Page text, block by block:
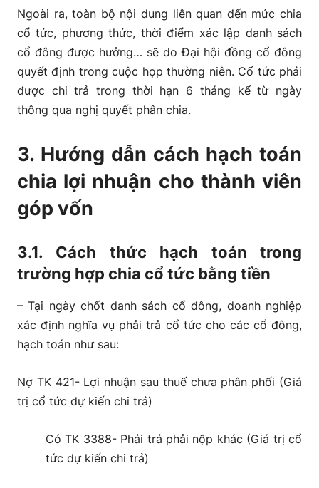
Ngoài ra, toàn bộ nội dung liên quan đến mức chia
cổ tức, phương thức, thời điểm xác lập danh sách
cổ đông được hưởng… sẽ do Đại hội đồng cổ đông
quyết định trong cuộc họp thường niên. Cổ tức phải
được chi trả trong thời hạn 6 tháng kể từ ngày
thông qua nghị quyết phân chia.
3. Hướng dẫn cách hạch toán
chia lợi nhuận cho thành viên
góp vốn
3.1. Cách thức hạch toán trong
trường hợp chia cổ tức bằng tiền
– Tại ngày chốt danh sách cổ đông, doanh nghiệp
xác định nghĩa vụ phải trả cổ tức cho các cổ đông,
hạch toán như sau:
Nợ TK 421- Lợi nhuận sau thuế chưa phân phối (Giá
trị cổ tức dự kiến chi trả)
Có TK 3388- Phải trả phải nộp khác (Giá trị cổ
tức dự kiến chi trả)